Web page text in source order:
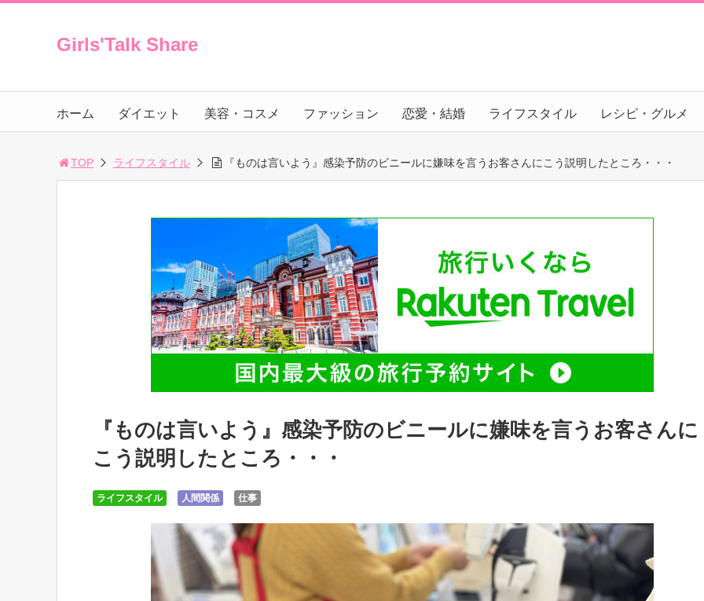
Girls'Talk Share
ホーム ダイエット 美容・コスメ ファッション 恋愛・結婚 ライフスタイル レシピ・グルメ
TOP ライフスタイル 『ものは言いよう』感染予防のビニールに嫌味を言うお客さんにこう説明したところ・・・
『ものは言いよう』感染予防のビニールに嫌味を言うお客さんに
こう説明したところ・・・
ライフスタイル 人間関係 仕事